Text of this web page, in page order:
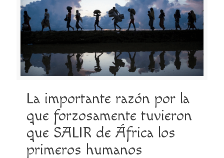
La importante razón por la
que forzosamente tuvieron
que SALIR de África los
primeros humanos